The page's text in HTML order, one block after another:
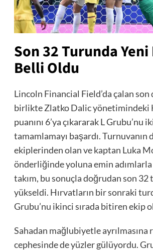
Son 32 Turunda
Belli Oldu
Lincoln Financial Field’da çalan son
birlikte Zlatko Dalic yönetimindeki
puanını 6’ya çıkararak L Grubu’nu
tamamlamayı başardı. Turnuvanın
ekiplerinden olan ve kaptan Luka
önderliğinde yoluna emin adımlarla
takım, bu sonuçla doğrudan son 32
yükseldi. Hırvatların bir sonraki
Grubu’nu ikinci sırada bitiren ekip
Sahadan mağlubiyetle ayrılmasına
cephesinde de yüzler gülüyordu.